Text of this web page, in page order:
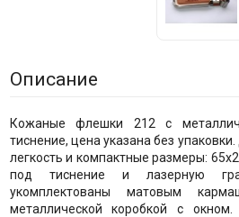
Описание
Кожаные флешки 212 с
тиснение, цена указана без
легкость и компактные размеры:
под тиснение и лазерную
укомплектованы матовым
металлической коробкой с